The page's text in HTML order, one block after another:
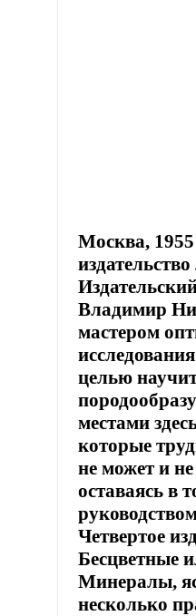
Москва, 1955
Владимир
мастером
целью
местами
которые
не может и
оставаясь в
Четвертое
Бесцветные
Минералы,
несколько